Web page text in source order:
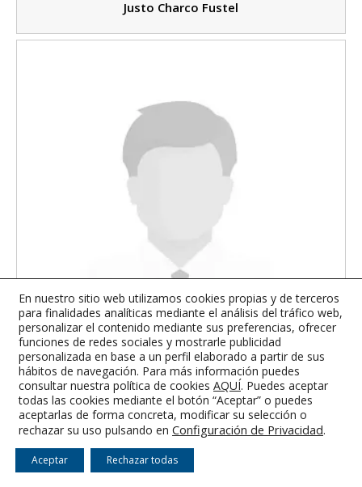
Justo Charco Fustel
Navarro Clemente Ingeniería
En nuestro sitio web utilizamos cookies propias y de terceros
para finalidades analíticas mediante el análisis del tráfico web,
personalizar el contenido mediante sus preferencias, ofrecer
funciones de redes sociales y mostrarle publicidad
personalizada en base a un perfil elaborado a partir de sus
hábitos de navegación. Para más información puedes
consultar nuestra política de cookies AQUÍ. Puedes aceptar
todas las cookies mediante el botón “Aceptar” o puedes
aceptarlas de forma concreta, modificar su selección o
rechazar su uso pulsando en Configuración de Privacidad.
Aceptar Rechazar todas